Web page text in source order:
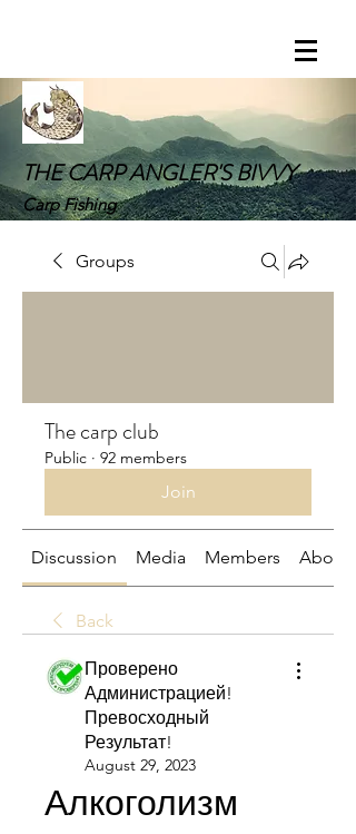
THE CARP ANGLER'S BIVVY
Carp Fishing
Groups
The carp club
Public · 92 members
Join
Discussion Media Members About
Back
Проверено
Администрацией!
Превосходный
Результат!
August 29, 2023
Алкоголизм